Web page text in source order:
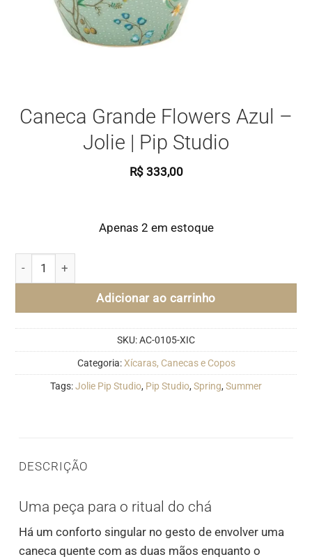
Caneca Grande Flowers Azul –
Jolie | Pip Studio
R$333,00
Apenas 2 em estoque
Adicionar ao carrinho
SKU:AC-0105-XIC
Categoria:Xícaras, Canecas e Copos
Tags:Jolie Pip Studio, Pip Studio, Spring, Summer
DESCRIÇÃO
Uma peça para o ritual do chá
Há um conforto singular no gesto de envolver uma
caneca quente com as duas mãos enquanto o